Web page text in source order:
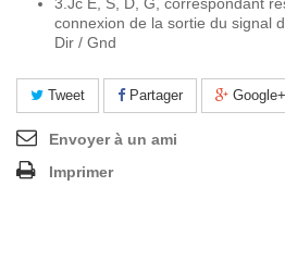
connexion de la sortie du signal
Dir / Gnd
Tweet Partager Google+
Envoyer à un ami
Imprimer